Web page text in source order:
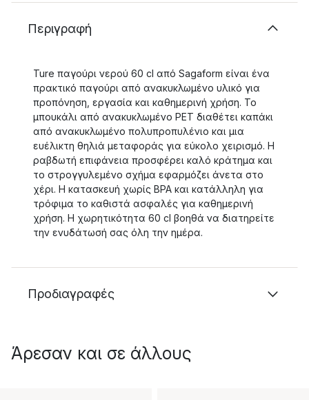
Περιγραφή
Ture παγούρι νερού 60 cl από Sagaform είναι ένα
πρακτικό παγούρι από ανακυκλωμένο υλικό για
προπόνηση, εργασία και καθημερινή χρήση. Το
μπουκάλι από ανακυκλωμένο PET διαθέτει καπάκι
από ανακυκλωμένο πολυπροπυλένιο και μια
ευέλικτη θηλιά μεταφοράς για εύκολο χειρισμό. Η
ραβδωτή επιφάνεια προσφέρει καλό κράτημα και
το στρογγυλεμένο σχήμα εφαρμόζει άνετα στο
χέρι. Η κατασκευή χωρίς BPA και κατάλληλη για
τρόφιμα το καθιστά ασφαλές για καθημερινή
χρήση. Η χωρητικότητα 60 cl βοηθά να διατηρείτε
την ενυδάτωσή σας όλη την ημέρα.
Προδιαγραφές
Άρεσαν και σε άλλους